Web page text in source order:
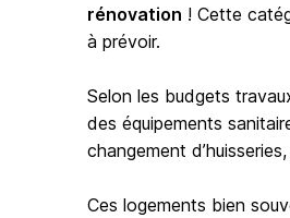
rénovation ! Cette
à prévoir.
Selon les budgets
des équipements
changement
Ces logements bien